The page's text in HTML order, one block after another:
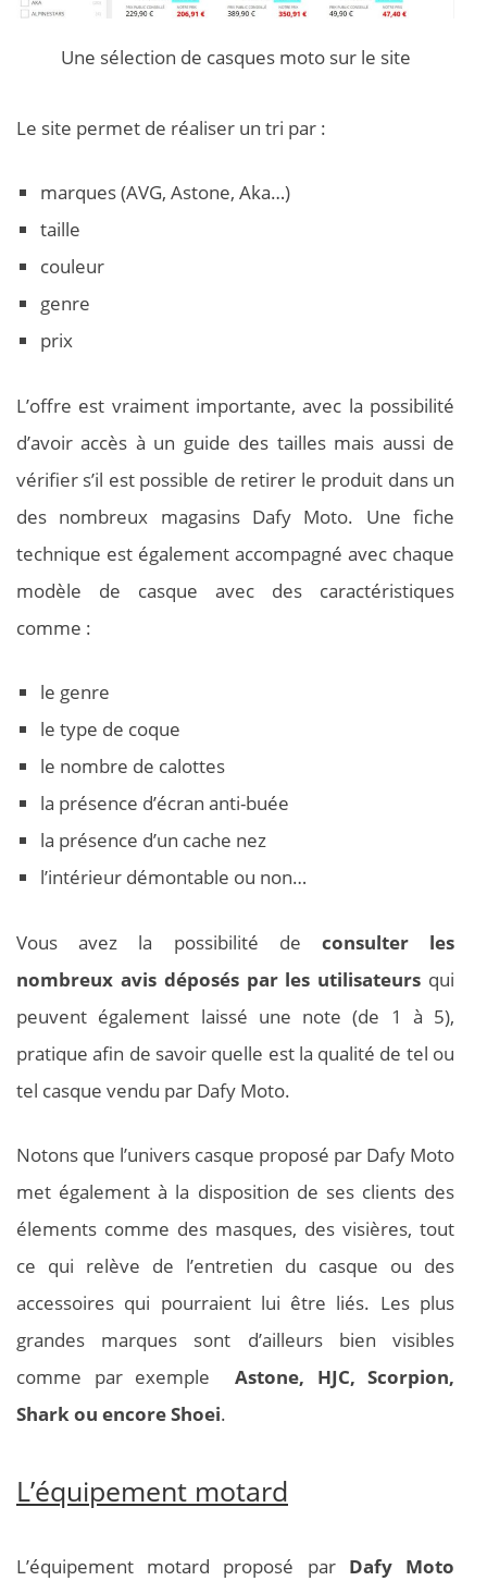
Une sélection de casques moto sur le site
Le site permet de réaliser un tri par :
marques (AVG, Astone, Aka…)
taille
couleur
genre
prix
L’offre est vraiment importante, avec la possibilité
d’avoir accès à un guide des tailles mais aussi de
vérifier s’il est possible de retirer le produit dans un
des nombreux magasins Dafy Moto. Une fiche
technique est également accompagné avec chaque
modèle de casque avec des caractéristiques
comme :
le genre
le type de coque
le nombre de calottes
la présence d’écran anti-buée
la présence d’un cache nez
l’intérieur démontable ou non…
Vous avez la possibilité de consulter les
nombreux avis déposés par les utilisateurs qui
peuvent également laissé une note (de 1 à 5),
pratique afin de savoir quelle est la qualité de tel ou
tel casque vendu par Dafy Moto.
Notons que l’univers casque proposé par Dafy Moto
met également à la disposition de ses clients des
élements comme des masques, des visières, tout
ce qui relève de l’entretien du casque ou des
accessoires qui pourraient lui être liés. Les plus
grandes marques sont d’ailleurs bien visibles
comme par exemple Astone, HJC, Scorpion,
Shark ou encore Shoei.
L’équipement motard
L’équipement motard proposé par Dafy Moto